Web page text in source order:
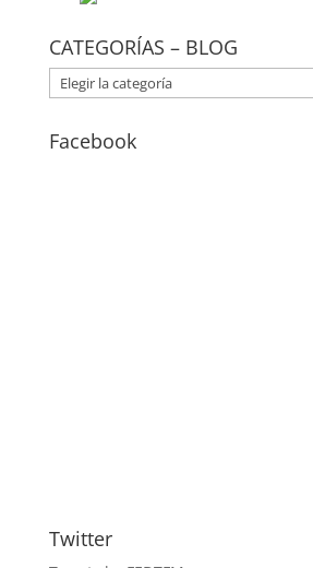
CATEGORÍAS – BLOG
CATEGORÍAS
–
Facebook
Twitter